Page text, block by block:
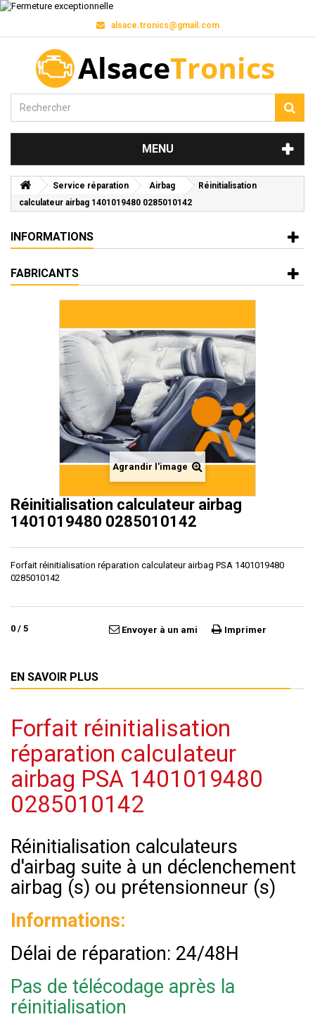
alsace.tronics@gmail.com
MENU
Service réparation Airbag
Réinitialisation
calculateur airbag 1401019480 0285010142
INFORMATIONS
FABRICANTS
Agrandir l'image
Réinitialisation calculateur airbag
1401019480 0285010142
Forfait réinitialisation réparation calculateur airbag PSA 1401019480
0285010142
0 / 5 Envoyer à un ami Imprimer
EN SAVOIR PLUS
Forfait réinitialisation
réparation calculateur
airbag PSA 1401019480
0285010142
Réinitialisation calculateurs
d'airbag suite à un déclenchement
airbag (s) ou prétensionneur (s)
Informations:
Délai de réparation: 24/48H
Pas de télécodage après la
réinitialisation